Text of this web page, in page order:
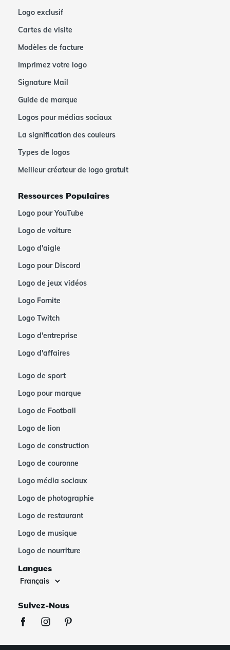
Logo exclusif
Cartes de visite
Modèles de facture
Imprimez votre logo
Signature Mail
Guide de marque
Logos pour médias sociaux
La signification des couleurs
Types de logos
Meilleur créateur de logo gratuit
Ressources Populaires
Logo pour YouTube
Logo de voiture
Logo d'aigle
Logo pour Discord
Logo de jeux vidéos
Logo Fornite
Logo Twitch
Logo d'entreprise
Logo d'affaires
Logo de sport
Logo pour marque
Logo de Football
Logo de lion
Logo de construction
Logo de couronne
Logo média sociaux
Logo de photographie
Logo de restaurant
Logo de musique
Logo de nourriture
Langues
Suivez-Nous